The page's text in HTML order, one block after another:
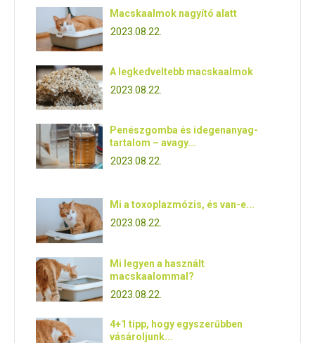
Macskaalmok nagyító alatt
2023.08.22.
A legkedveltebb macskaalmok
2023.08.22.
Penészgomba és idegenanyag-
tartalom – avagy...
2023.08.22.
Mi a toxoplazmózis, és van-e...
2023.08.22.
Mi legyen a használt
macskaalommal?
2023.08.22.
4+1 tipp, hogy egyszerűbben
vásároljunk...